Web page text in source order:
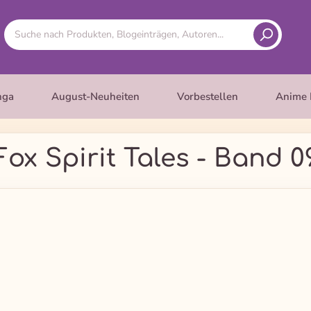
August-Neuheiten Vorbestellen Anime
Spirit Tales - Band